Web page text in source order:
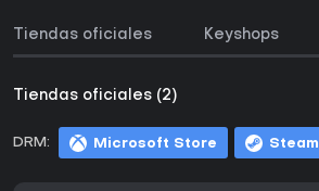
Tiendas oficiales Keyshops
Tiendas oficiales (2)
DRM: Microsoft Store Steam